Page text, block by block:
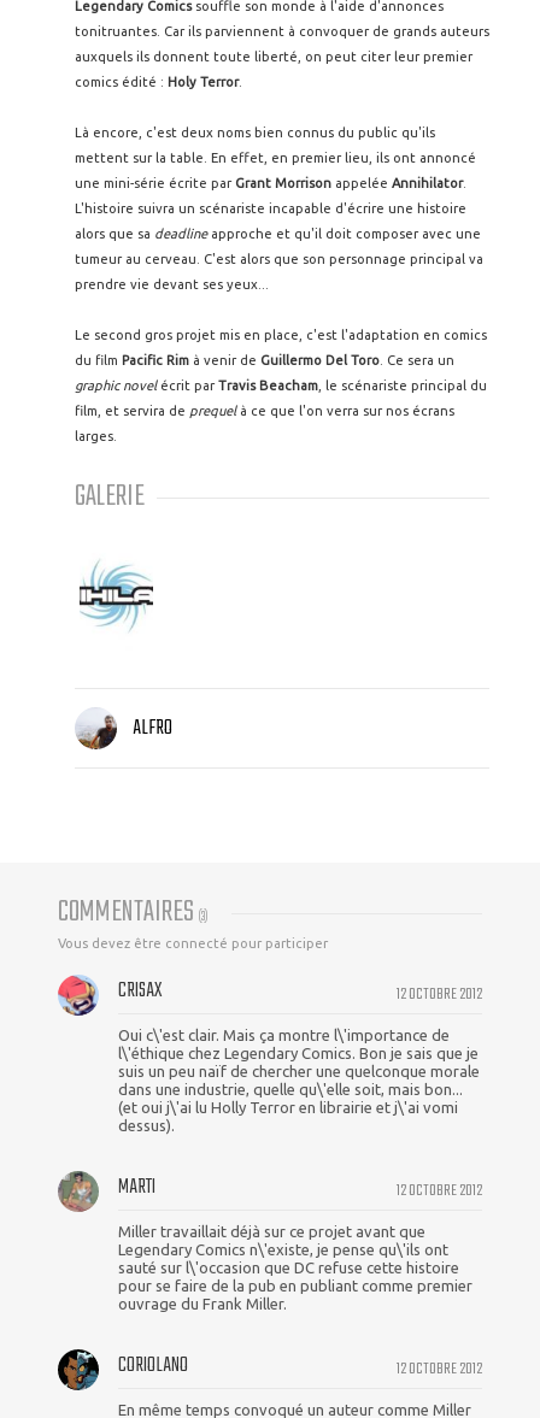
Legendary Comicssouffle son monde à l'aide d'annonces
tonitruantes. Car ils parviennent à convoquer de grands auteurs
auxquels ils donnent toute liberté, on peut citer leur premier
comics édité : Holy Terror.
Là encore, c'est deux noms bien connus du public qu'ils
mettent sur la table. En effet, en premier lieu, ils ont annoncé
une mini-série écrite parGrant Morrison appelée Annihilator.
L'histoire suivra un scénariste incapable d'écrire une histoire
alors que sa deadlineapproche et qu'il doit composer avec une
tumeur au cerveau. C'est alors que son personnage principal va
prendre vie devant ses yeux...
Le second gros projet mis en place, c'est l'adaptation en comics
du film Pacific Rim à venir de Guillermo Del Toro . Ce sera un
graphic novel écrit parTravis Beacham , le scénariste principal du
film, et servira de prequelà ce que l'on verra sur nos écrans
larges.
GALERIE
ALFRO
COMMENTAIRES (3)
Vous devez être connecté pour participer
12 OCTOBRE 2012
CRISAX
Oui c\'est clair. Mais ça montre l\'importance de
l\'éthique chez Legendary Comics. Bon je sais que je
suis un peu naïf de chercher une quelconque morale
dans une industrie, quelle qu\'elle soit, mais bon...
(et oui j\'ai lu Holly Terror en librairie et j\'ai vomi
dessus).
12 OCTOBRE 2012
MARTI
Miller travaillait déjà sur ce projet avant que
Legendary Comics n\'existe, je pense qu\'ils ont
sauté sur l\'occasion que DC refuse cette histoire
pour se faire de la pub en publiant comme premier
ouvrage du Frank Miller.
12 OCTOBRE 2012
CORIOLANO
En même temps convoqué un auteur comme Miller